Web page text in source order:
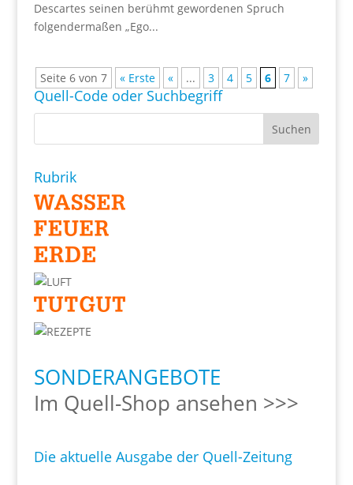
Descartes seinen berühmt gewordenen Spruch
folgendermaßen „Ego...
Seite 6 von 7 « Erste « ... 3 4 5 6 7 »
Quell-Code oder Suchbegriff
Rubrik
SONDERANGEBOTE
Im Quell-Shop ansehen >>>
Die aktuelle Ausgabe der Quell-Zeitung